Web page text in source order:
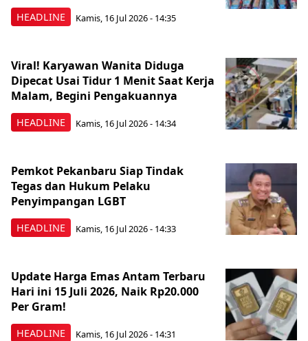
HEADLINE Kamis, 16 Jul 2026 - 14:35
HEADLINE
Viral! Karyawan Wanita Diduga
Dipecat Usai Tidur 1 Menit Saat Kerja
Malam, Begini Pengakuannya
Kamis, 16 Jul 2026 - 14:34
HEADLINE
Pemkot Pekanbaru Siap Tindak
Tegas dan Hukum Pelaku
Penyimpangan LGBT
Kamis, 16 Jul 2026 - 14:33
HEADLINE
Update Harga Emas Antam Terbaru
Hari ini 15 Juli 2026, Naik Rp20.000
Per Gram!
Kamis, 16 Jul 2026 - 14:31